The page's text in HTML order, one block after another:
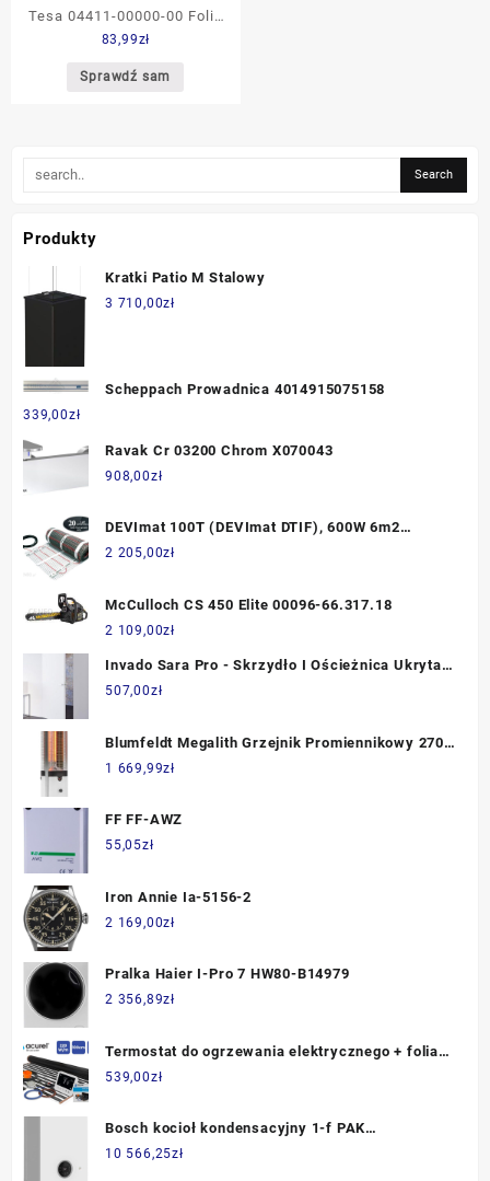
Tesa 04411-00000-00 Folia
Ochronna Easy Cover®
Niebieski (D X S) 17m 2.6 1
83,99zł
Sprawdź sam
Produkty
Kratki Patio M Stalowy
3 710,00zł
Scheppach Prowadnica 4014915075158
339,00zł
Ravak Cr 03200 Chrom X070043
908,00zł
DEVImat 100T (DEVImat DTIF), 600W 6m2
0,5mx12,0m nr. 140F0423
2 205,00zł
McCulloch CS 450 Elite 00096-66.317.18
2 109,00zł
Invado Sara Pro - Skrzydło I Ościeżnica Ukryta
Otwierana Na Zewnętrz
507,00zł
Blumfeldt Megalith Grzejnik Promiennikowy 2700
W Biały HHG5MEGALITH
1 669,99zł
FF FF-AWZ
55,05zł
Iron Annie Ia-5156-2
2 169,00zł
Pralka Haier I-Pro 7 HW80-B14979
2 356,89zł
Termostat do ogrzewania elektrycznego + folia
grzewcza 4m2 220W/m2 + akcesoria montażowe
539,00zł
Bosch kocioł kondensacyjny 1-f PAK
GC2300iW15P+BJB100E+CT200b+K20RF+czu
10 566,25zł